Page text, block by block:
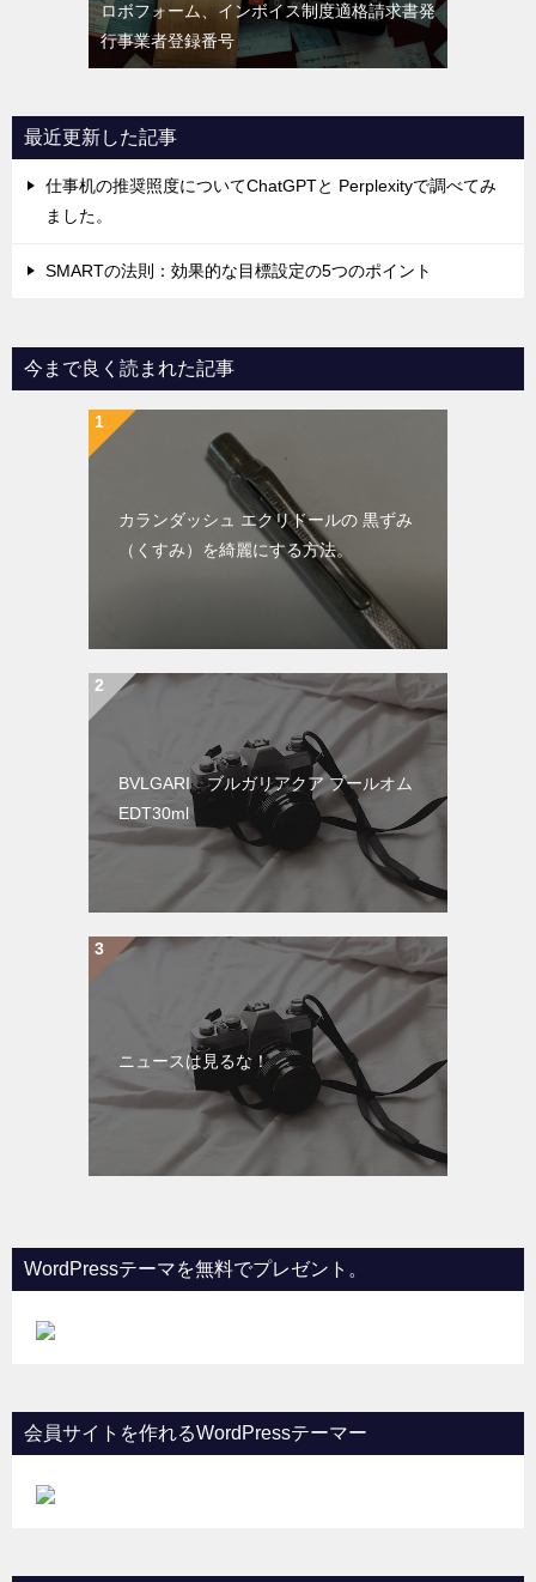
ロボフォーム、インボイス制度適格請求書発
行事業者登録番号
最近更新した記事
仕事机の推奨照度についてChatGPTと Perplexityで調べてみ
ました。
SMARTの法則：効果的な目標設定の5つのポイント
今まで良く読まれた記事
カランダッシュ エクリドールの 黒ずみ
（くすみ）を綺麗にする方法。
BVLGARI ブルガリアクア プールオム
EDT30ml
ニュースは見るな！
WordPressテーマを無料でプレゼント。
会員サイトを作れるWordPressテーマー